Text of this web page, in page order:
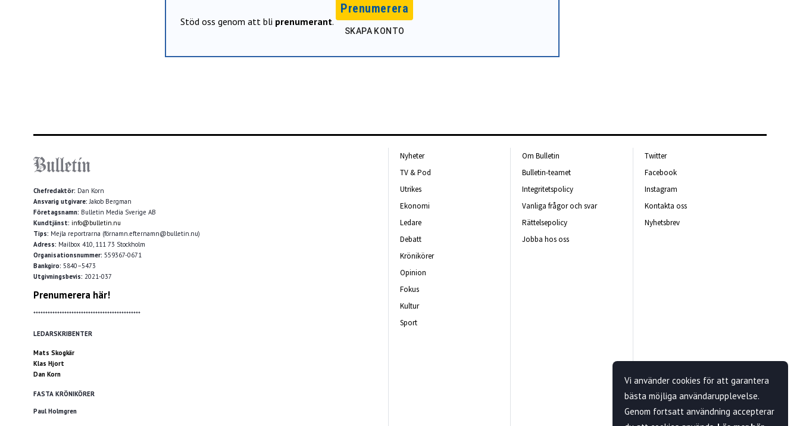
Stöd oss genom att bli prenumerant.
Prenumerera
SKAPA KONTO
Chefredaktör: Dan Korn
Ansvarig utgivare: Jakob Bergman
Företagsnamn: Bulletin Media Sverige AB
Kundtjänst: info@bulletin.nu
Tips: Mejla reportrarna (förnamn.efternamn@bulletin.nu)
Adress: Mailbox 410, 111 73 Stockholm
Organisationsnummer: 559367-0671
Bankgiro: 5840–5473
Utgivningsbevis: 2021-037
Prenumerera här!
*********************************************
LEDARSKRIBENTER
Mats Skogkär
Klas Hjort
Dan Korn
FASTA KRÖNIKÖRER
Paul Holmgren
Nyheter
TV & Pod
Utrikes
Ekonomi
Ledare
Debatt
Krönikörer
Opinion
Fokus
Kultur
Sport
Om Bulletin
Bulletin-teamet
Integritetspolicy
Vanliga frågor och svar
Rättelsepolicy
Jobba hos oss
Twitter
Facebook
Instagram
Kontakta oss
Nyhetsbrev
Vi använder cookies för att garantera
bästa möjliga användarupplevelse.
Genom fortsatt användning accepterar